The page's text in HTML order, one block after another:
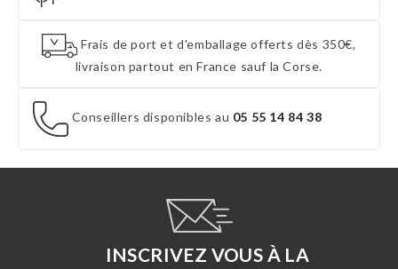
Frais de port et d'emballage offerts dès 350€,
livraison partout en France sauf la Corse.
Conseillers disponibles au 05 55 14 84 38
INSCRIVEZ VOUS À LA